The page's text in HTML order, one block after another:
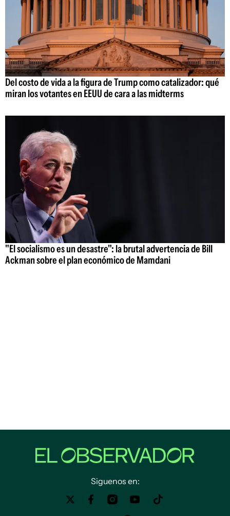
Del costo de vida a la figura de Trump como catalizador: qué
miran los votantes en EEUU de cara a las midterms
"El socialismo es un desastre": la brutal advertencia de Bill
Ackman sobre el plan económico de Mamdani
Siguenos en: